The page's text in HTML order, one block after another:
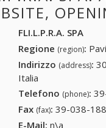
FLI.L.P.R.A. SPA
Regione (region):
Indirizzo (address):
Italia
Telefono (phone):
Fax (fax): 39-038-
E-Mail: n\a